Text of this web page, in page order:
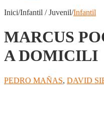
Inici/Infantil / Juvenil/Infantil
MARCUS
A DOMICILI
PEDRO MAÑAS, DAVID